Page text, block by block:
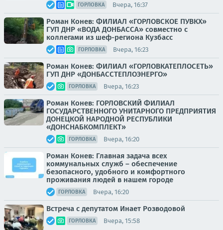
ГОРЛОВКА Вчера, 16:37
Роман Конев: ФИЛИАЛ «ГОРЛОВСКОЕ ПУВКХ»
ГУП ДНР «ВОДА ДОНБАССА» совместно с
коллегами из шеф-региона Кузбасс
ГОРЛОВКА Вчера, 16:23
Роман Конев: ФИЛИАЛ «ГОРЛОВКАТЕПЛОСЕТЬ»
ГУП ДНР «ДОНБАССТЕПЛОЭНЕРГО»
ГОРЛОВКА Вчера, 16:23
Роман Конев: ГОРЛОВСКИЙ ФИЛИАЛ
ГОСУДАРСТВЕННОГО УНИТАРНОГО ПРЕДПРИЯТИЯ
ДОНЕЦКОЙ НАРОДНОЙ РЕСПУБЛИКИ
«ДОНСНАБКОМПЛЕКТ»
ГОРЛОВКА Вчера, 16:20
Роман Конев: Главная задача всех
коммунальных служб – обеспечение
безопасного, удобного и комфортного
проживания людей в нашем городе
ГОРЛОВКА Вчера, 16:20
Встреча с депутатом Инает Розводовой
ГОРЛОВКА Вчера, 15:58